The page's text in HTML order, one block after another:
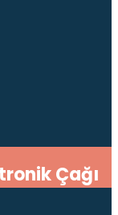
Çağı